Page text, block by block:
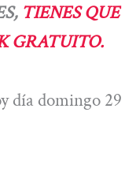
TIENES QUE
GRATUITO.
día domingo 29